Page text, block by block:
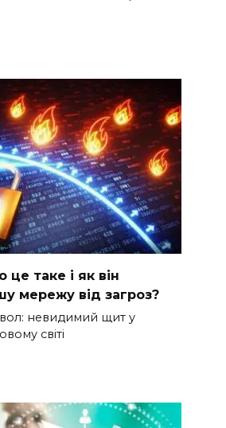
таке і як він
мережу від загроз?
невидимий щит у
світі